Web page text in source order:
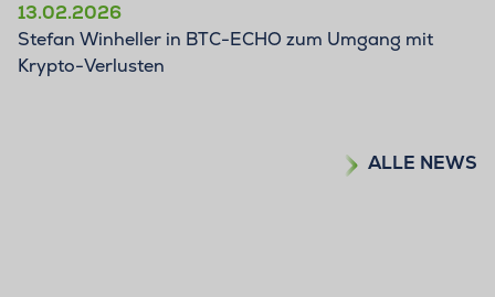
13.02.2026
Stefan Winheller in BTC-ECHO zum Umgang mit
Krypto-Verlusten
ALLE NEWS